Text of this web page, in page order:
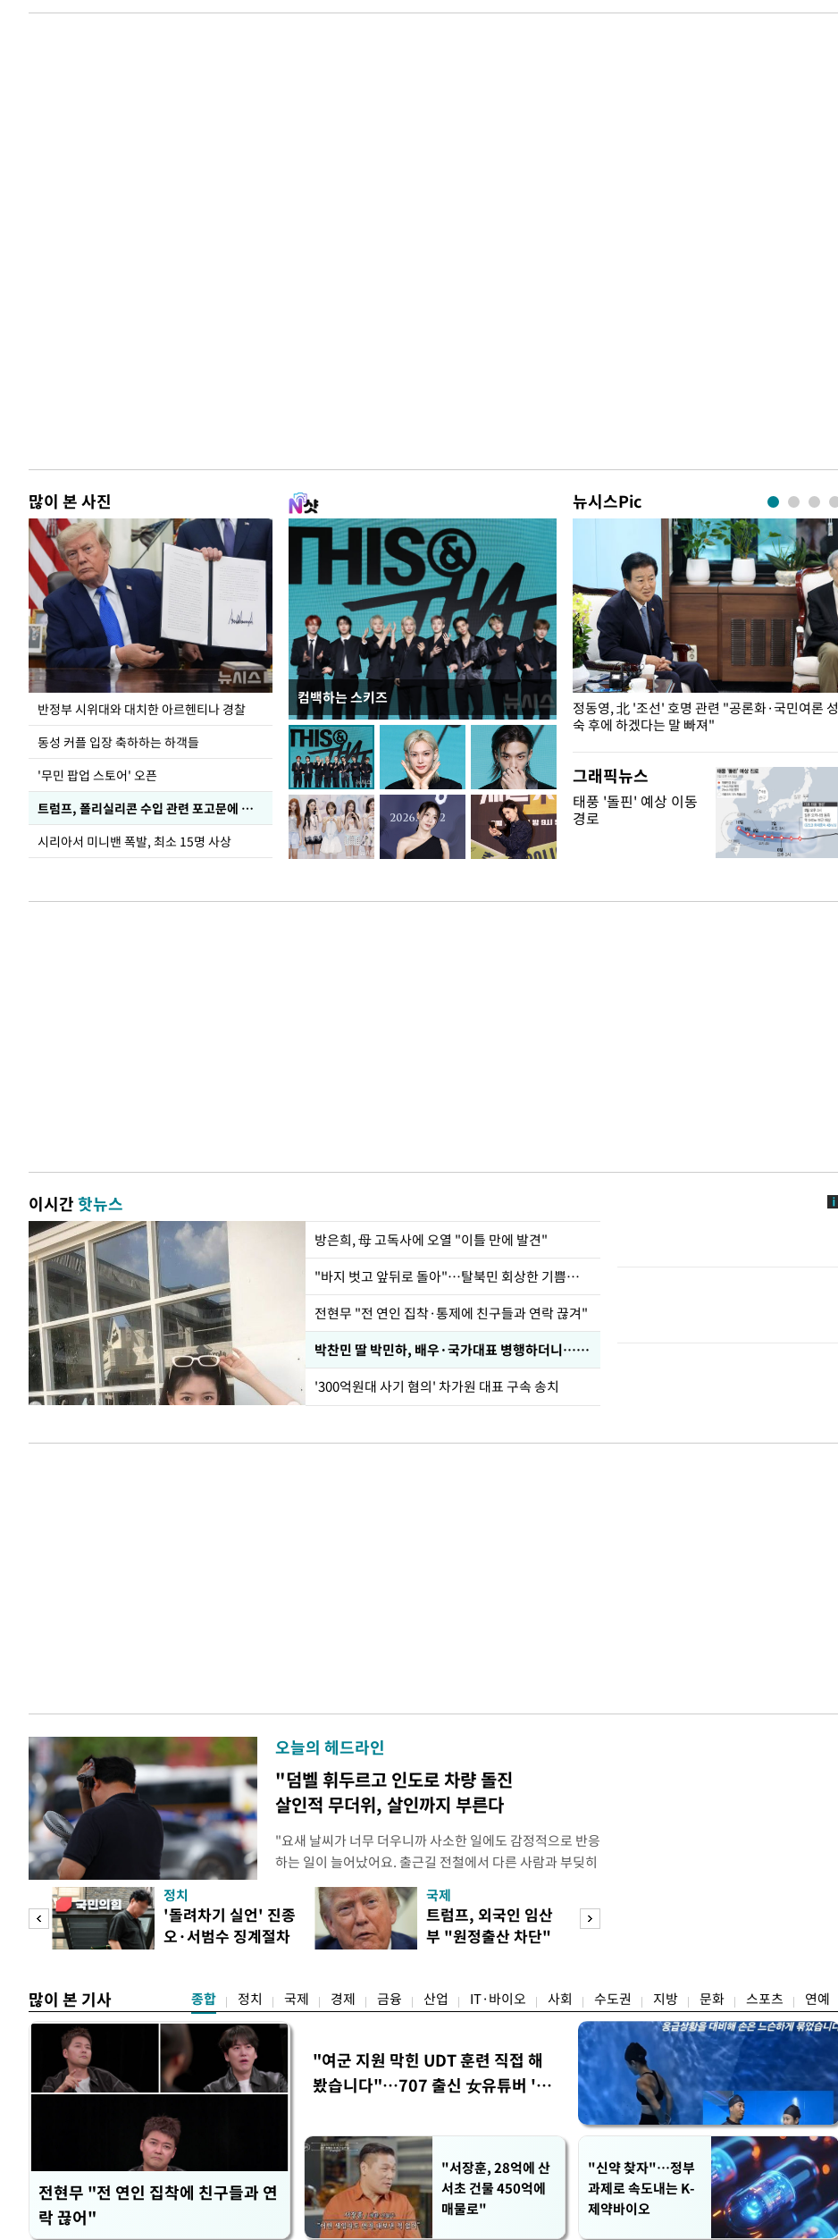
-3584초 전 >[속보]트럼프, 美 원정출산 금지 행정명령 서명
많이 본 사진
반정부 시위대와 대치한 아르헨티나 경찰
동성 커플 입장 축하하는 하객들
'무민 팝업 스토어' 오픈
트럼프, 폴리실리콘 수입 관련 포고문에 서명
시리아서 미니밴 폭발, 최소 15명 사상
컴백하는 스키즈
뉴시스Pic
폭염으로 멈춘 프로야구… 발걸음 돌리는 팬들
정동영, 北 '조선' 호명 관련 "공론화·국민여론 성
숙 후에 하겠다는 말 빠져"
그래픽뉴스
태풍 '돌핀' 예상 이동
경로
이시간핫뉴스
방은희, 母 고독사에 오열 "이틀 만에 발견"
"바지 벗고 앞뒤로 돌아"…탈북민 회상한 기쁨조 검사
전현무 "전 연인 집착·통제에 친구들과 연락 끊겨"
박찬민 딸 박민하, 배우·국가대표 병행하더니…근황이
'300억원대 사기 혐의' 차가원 대표 구속 송치
오늘의 헤드라인
"덤벨 휘두르고 인도로 차량 돌진
살인적 무더위, 살인까지 부른다
"요새 날씨가 너무 더우니까 사소한 일에도 감정적으로 반응
하는 일이 늘어났어요. 출근길 전철에서 다른 사람과 부딪히
거나, 누가 길을 막고 서 있으면 짜증이 확 올라오더라고요."
(40대 직장인 A씨) 유례없는 폭염이 이어지면서 사소한 자극
에도 쉽게 짜증을 내거나 감정적으로 반응하는 사람이 늘고
있다. 높은 기온과 습도가 불쾌감과 공격성을 높이는 데다
정치
'돌려차기 실언' 진종
오·서범수 징계절차
국제
트럼프, 외국인 임산
부 "원정출산 차단"
많이 본 기사 종합 정치 국제 경제 금융 산업 IT·바이오 사회 수도권 지방 문화 스포츠 연예
전현무 "전 연인 집착에 친구들과 연
락 끊어"
"여군 지원 막힌 UDT 훈련 직접 해
봤습니다"…707 출신 女유튜버 '완
"서장훈, 28억에 산
서초 건물 450억에
매물로"
"신약 찾자"…정부
과제로 속도내는 K-
제약바이오
4